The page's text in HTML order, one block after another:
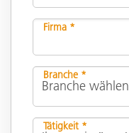
Firma *
Branche *
Tätigkeit *